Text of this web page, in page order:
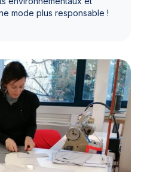
mode plus responsable !